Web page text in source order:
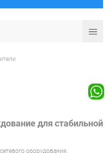
для стабильной
оборудования,